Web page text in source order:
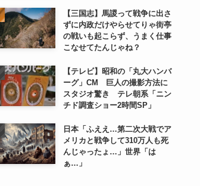
【三国志】馬謖って戦争に出さ
ずに内政だけやらせてりゃ街亭
の戦いも起こらず、うまく仕事
こなせてたんじゃね？
【テレビ】昭和の「丸大ハンバ
ーグ」CM 巨人の撮影方法に
スタジオ驚き テレ朝系「ニン
チド調査ショー2時間SP」
日本「ふええ…第二次大戦でア
メリカと戦争して310万人も死
んじゃったょ…」世界「は
ぁ…」